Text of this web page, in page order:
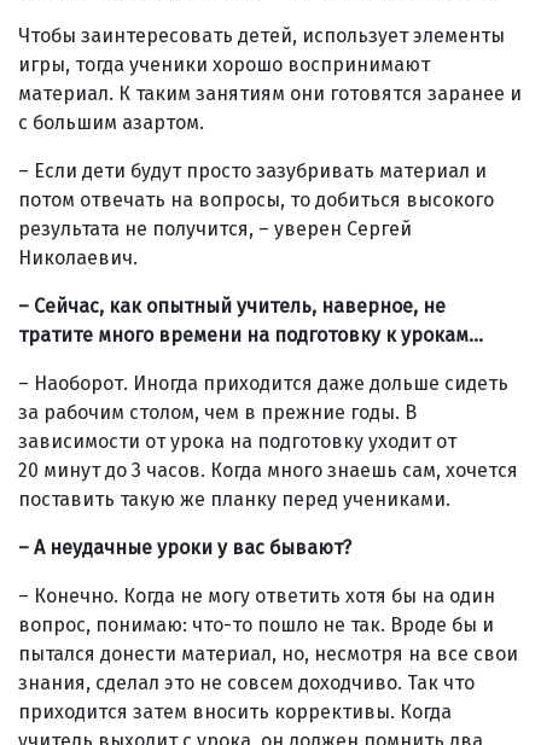
Чтобы заинтересовать детей, использует элементы
игры, тогда ученики хорошо воспринимают
материал. К таким занятиям они готовятся заранее и
с большим азартом.
– Если дети будут просто зазубривать материал и
потом отвечать на вопросы, то добиться высокого
результата не получится, – уверен Сергей
Николаевич.
– Сейчас, как опытный учитель, наверное, не
тратите много времени на подготовку к урокам…
– Наоборот. Иногда приходится даже дольше сидеть
за рабочим столом, чем в прежние годы. В
зависимости от урока на подготовку уходит от
20 минут до 3 часов. Когда много знаешь сам, хочется
поставить такую же планку перед учениками.
– А неудачные уроки у вас бывают?
– Конечно. Когда не могу ответить хотя бы на один
вопрос, понимаю: что-то пошло не так. Вроде бы и
пытался донести материал, но, несмотря на все свои
знания, сделал это не совсем доходчиво. Так что
приходится затем вносить коррективы. Когда
учитель выходит с урока, он должен помнить два